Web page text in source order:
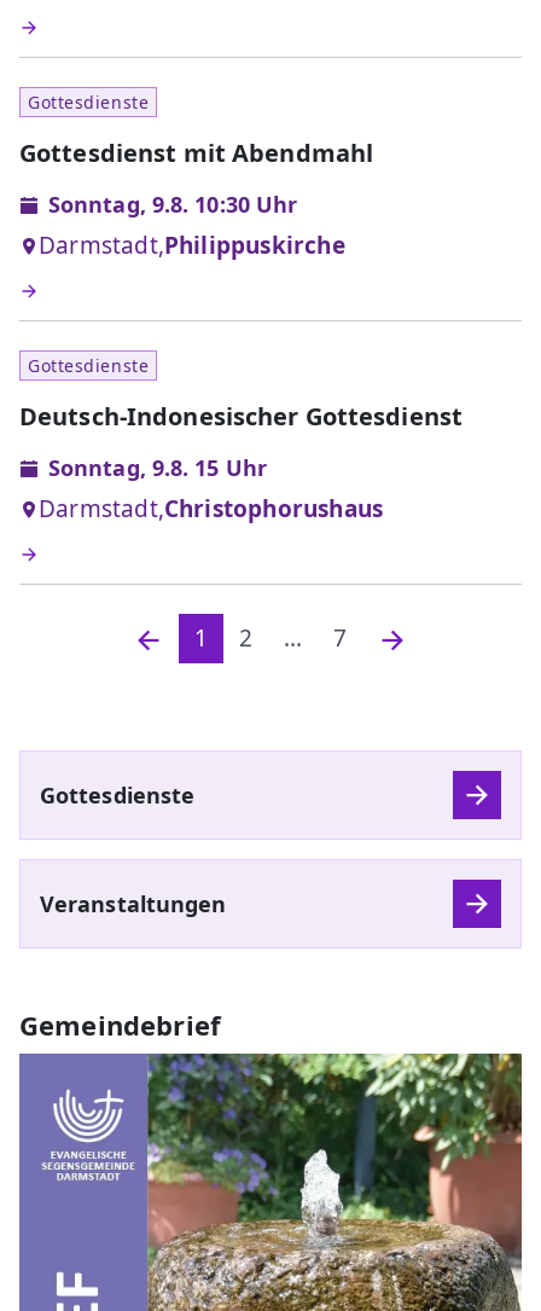
Gottesdienste
Gottesdienst mit Abendmahl
Sonntag, 9.8. 10:30 Uhr
Darmstadt,Philippuskirche
Gottesdienste
Deutsch-Indonesischer Gottesdienst
Sonntag, 9.8. 15 Uhr
Darmstadt,Christophorushaus
1 2 ... 7
Gottesdienste
Veranstaltungen
Gemeindebrief